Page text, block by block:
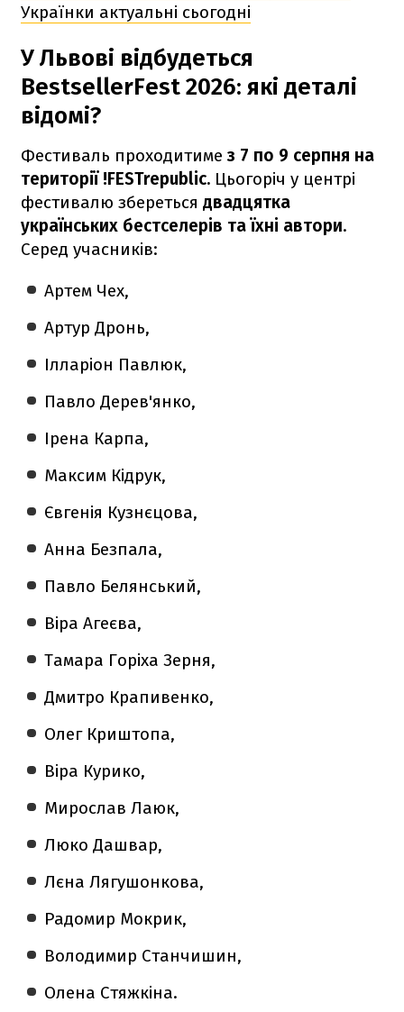
Українки актуальні сьогодні
У Львові відбудеться
BestsellerFest 2026: які деталі
відомі?
Фестиваль проходитиме з 7 по 9 серпня на
території !FESTrepublic. Цьогоріч у центрі
фестивалю збереться двадцятка
українських бестселерів та їхні автори.
Серед учасників:
Артем Чех,
Артур Дронь,
Ілларіон Павлюк,
Павло Дерев'янко,
Ірена Карпа,
Максим Кідрук,
Євгенія Кузнєцова,
Анна Безпала,
Павло Белянський,
Віра Агеєва,
Тамара Горіха Зерня,
Дмитро Крапивенко,
Олег Криштопа,
Віра Курико,
Мирослав Лаюк,
Люко Дашвар,
Лєна Лягушонкова,
Радомир Мокрик,
Володимир Станчишин,
Олена Стяжкіна.